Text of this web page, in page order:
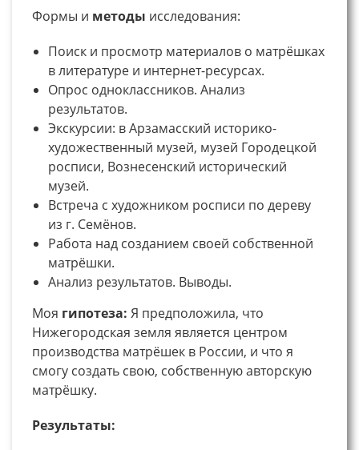
Формы и методы исследования:
Поиск и просмотр материалов о матрёшках
в литературе и интернет-ресурсах.
Опрос одноклассников. Анализ
результатов.
Экскурсии: в Арзамасский историко-
художественный музей, музей Городецкой
росписи, Вознесенский исторический
музей.
Встреча с художником росписи по дереву
из г. Семёнов.
Работа над созданием своей собственной
матрёшки.
Анализ результатов. Выводы.
Моя гипотеза: Я предположила, что
Нижегородская земля является центром
производства матрёшек в России, и что я
смогу создать свою, собственную авторскую
матрёшку.
Результаты: